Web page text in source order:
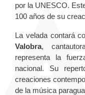
por la UNESCO.
100 años de su
La velada contará
Valobra,
representa la
nacional. Su
creaciones
de la música